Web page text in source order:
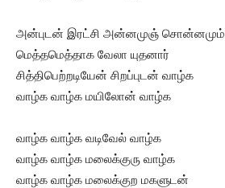
அன்புடன் இரட்சி அன்னமுஞ் சொன்னமும்
மெத்தமெத்தாக வேலா யுதனார்
சித்திபெற்றடியேன் சிறப்புடன் வாழ்க
வாழ்க வாழ்க மயிலோன் வாழ்க
வாழ்க வாழ்க வடிவேல் வாழ்க
வாழ்க வாழ்க மலைக்குரு வாழ்க
வாழ்க வாழ்க மலைக்குற மகளுடன்